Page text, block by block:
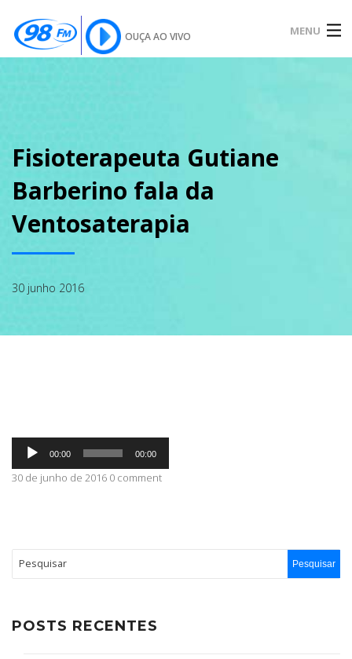
OUÇA AO VIVO MENU
SOBRE
CONTATO
Fisioterapeuta Gutiane
Barberino fala da
Ventosaterapia
30 junho 2016
Tocador
áudio
00:00 00:00
30 de junho de 2016 0 comment
POSTS RECENTES